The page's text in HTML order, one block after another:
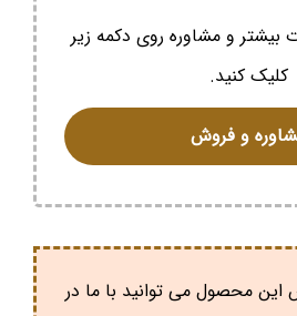
بیشتر و مشاوره روی دکمه زیر
کلیک کنید.
و فروش
محصول می توانید با ما در